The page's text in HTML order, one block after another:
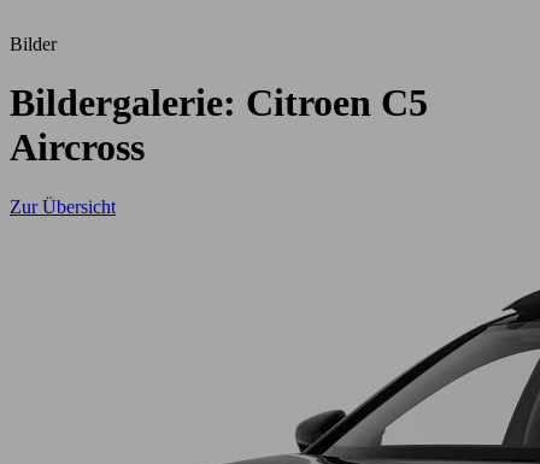
Bilder
Bildergalerie: Citroen C5
Aircross
Zur Übersicht